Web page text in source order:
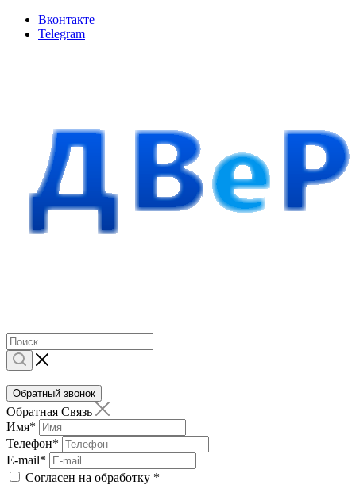
Вконтакте
Telegram
Обратный звонок
Обратная Связь
Имя*
Телефон*
E-mail*
Согласен на обработку *